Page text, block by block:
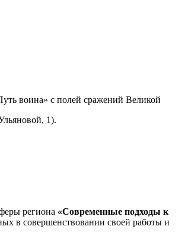
воина» с полей сражений Великой
1).
региона «Современные подходы к
в совершенствовании своей работы и